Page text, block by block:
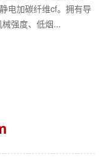
电加碳纤维cf。拥有导
强度、低烟...